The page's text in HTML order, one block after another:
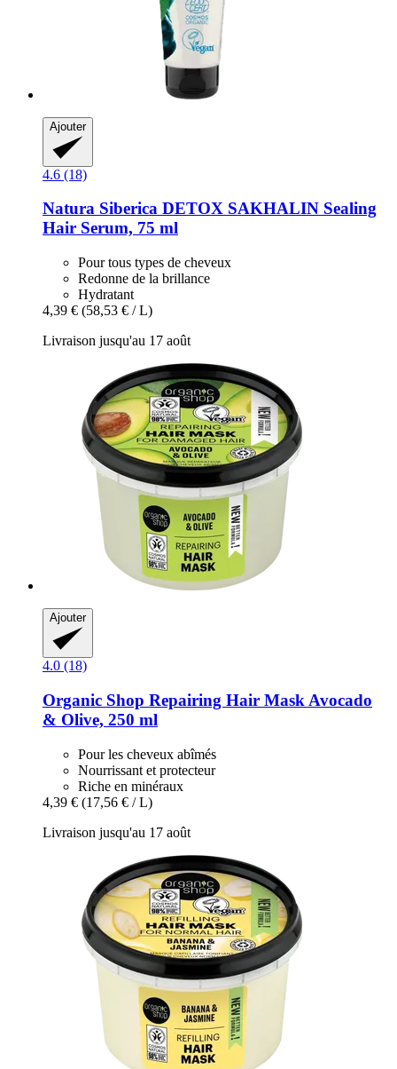
Ajouter
4.6 (18)
Natura Siberica DETOX SAKHALIN Sealing
Hair Serum, 75 ml
Pour tous types de cheveux
Redonne de la brillance
Hydratant
4,39 € (58,53 € / L)
Livraison jusqu'au 17 août
Ajouter
4.0 (18)
Organic Shop Repairing Hair Mask Avocado
& Olive, 250 ml
Pour les cheveux abîmés
Nourrissant et protecteur
Riche en minéraux
4,39 € (17,56 € / L)
Livraison jusqu'au 17 août